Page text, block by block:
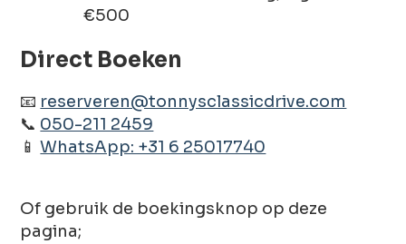
€500
Direct Boeken
📧 reserveren@tonnysclassicdrive.com
📞 050-211 2459
📱WhatsApp: +31 6 25017740
Of gebruik de boekingsknop op deze
pagina;